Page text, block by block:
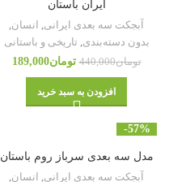
ایران باستان
آبجکت سه بعدی ایرانی, انسان,
بدون دسته‌بندی, تاریخی و باستانی
تومان440,000 تومان189,000
افزودن به سبد خرید
-57%
مدل سه بعدی سرباز روم باستان
آبجکت سه بعدی ایرانی, انسان,